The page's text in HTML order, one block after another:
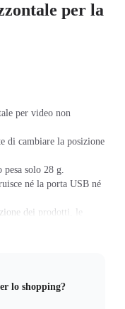
per la
per video non
di cambiare la posizione
solo 28 g.
né la porta USB né
dei prodotti, le
sulla confezione
2/Insta360 Ace
lo shopping?